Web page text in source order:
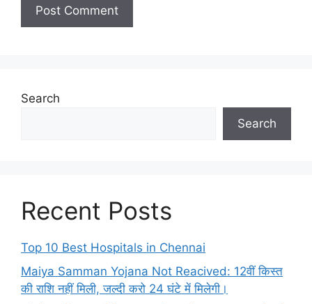
Search
Search
Recent Posts
Top 10 Best Hospitals in Chennai
Maiya Samman Yojana Not Reacived: 12वीं किस्त
की राशि नहीं मिली, जल्दी करो 24 घंटे में मिलेगी।